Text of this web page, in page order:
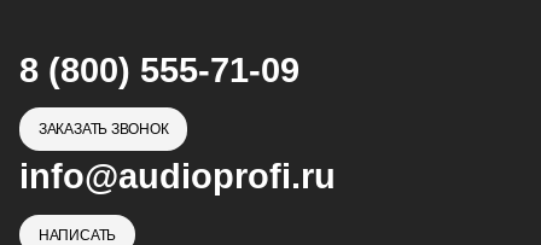
8 (800) 555-71-09
ЗАКАЗАТЬ ЗВОНОК
info@audioprofi.ru
НАПИСАТЬ